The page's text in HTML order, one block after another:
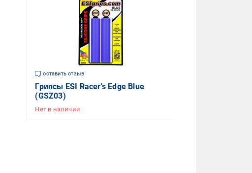
оставить отзыв
Грипсы ESI Racer's Edge Blue
(GSZ03)
Нет в наличии